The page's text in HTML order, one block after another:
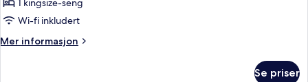
Wi-fi inkludert
Mer informasjon
Mer
Se priser